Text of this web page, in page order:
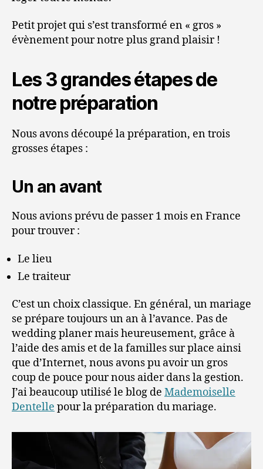
Petit projet qui s’est transformé en « gros »
évènement pour notre plus grand plaisir !
Les 3 grandes étapes de
notre préparation
Nous avons découpé la préparation, en trois
grosses étapes :
Un an avant
Nous avions prévu de passer 1 mois en France
pour trouver :
Le lieu
Le traiteur
C’est un choix classique. En général, un mariage
se prépare toujours un an à l’avance. Pas de
wedding planer mais heureusement, grâce à
l’aide des amis et de la familles sur place ainsi
que d’Internet, nous avons pu avoir un gros
coup de pouce pour nous aider dans la gestion.
J’ai beaucoup utilisé le blog de Mademoiselle
Dentelle pour la préparation du mariage.